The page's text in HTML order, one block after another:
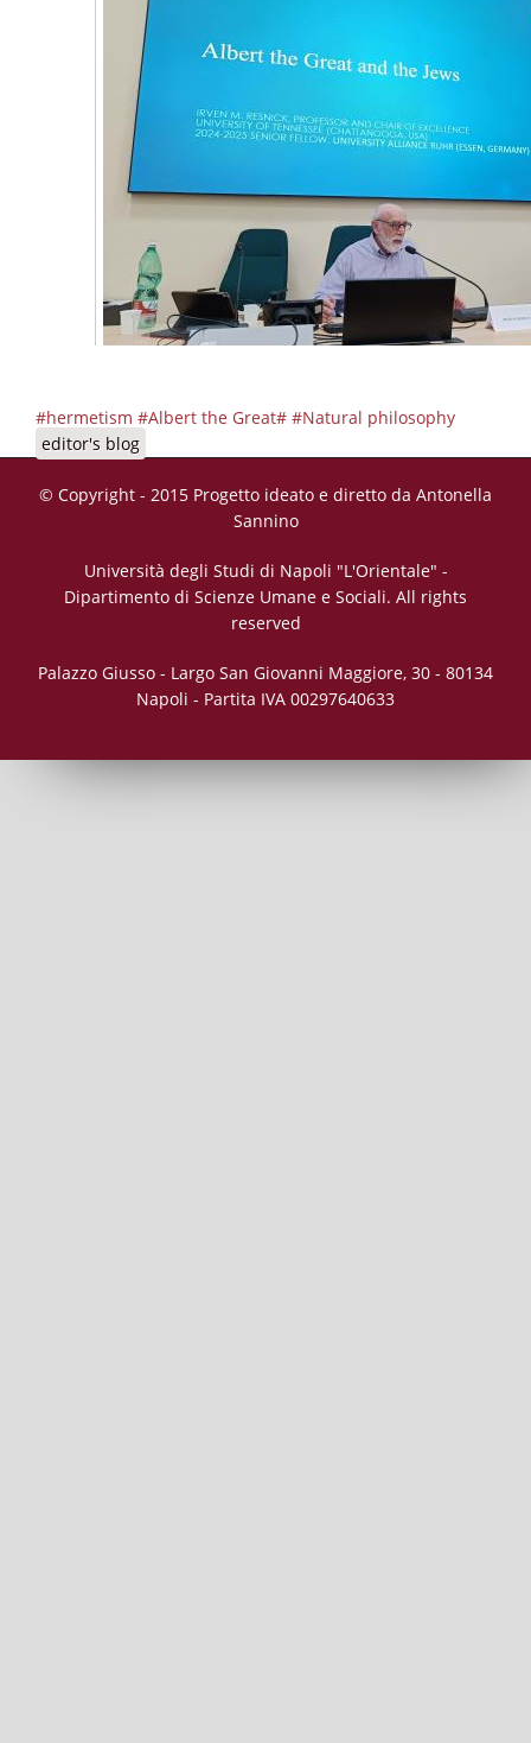
#hermetism #Albert the Great# #Natural philosophy
editor's blog
© Copyright - 2015 Progetto ideato e diretto da Antonella
Sannino
Università degli Studi di Napoli "L'Orientale" -
Dipartimento di Scienze Umane e Sociali. All rights
reserved
Palazzo Giusso - Largo San Giovanni Maggiore, 30 - 80134
Napoli - Partita IVA 00297640633